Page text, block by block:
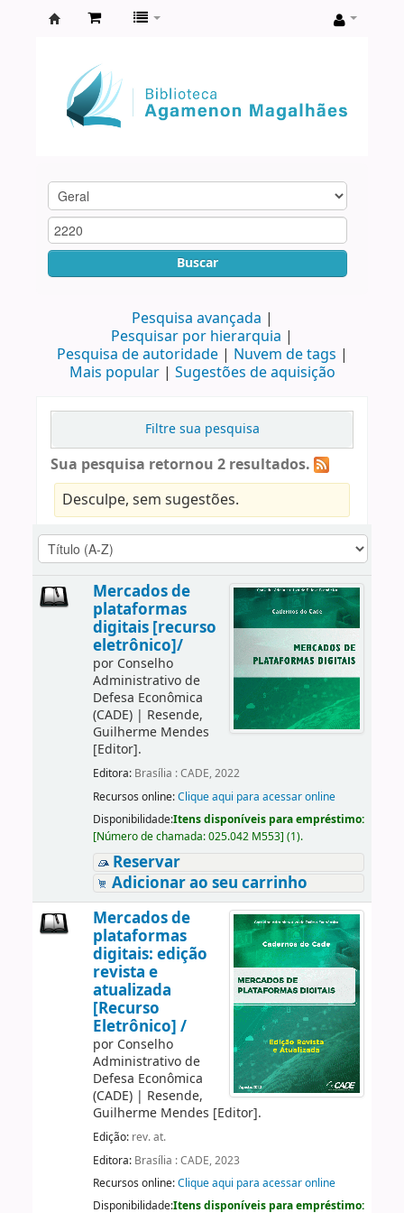
Agamenon
Magalhães
Buscar
Pesquisa avançada
Pesquisar por hierarquia
Pesquisa de autoridade
Nuvem de tags
Mais popular
Sugestões de aquisição
Filtre sua pesquisa
Sua pesquisa retornou 2 resultados.
Desculpe, sem sugestões.
Mercados de
plataformas
digitais [recurso
eletrônico]/
por Conselho
Administrativo de
Defesa Econômica
(CADE)| Resende,
Guilherme Mendes
[Editor].
Editora: Brasília : CADE, 2022
Recursos online:Clique aqui para acessar online
Disponibilidade:Itens disponíveis para empréstimo:
[Número de chamada:025.042 M553] (1).
Reservar
Adicionar ao seu carrinho
Mercados de
plataformas
digitais: edição
revista e
atualizada
[Recurso
Eletrônico] /
por Conselho
Administrativo de
Defesa Econômica
(CADE)| Resende,
Guilherme Mendes [Editor].
Edição: rev. at.
Editora: Brasília : CADE, 2023
Recursos online:Clique aqui para acessar online
Disponibilidade:Itens disponíveis para empréstimo: